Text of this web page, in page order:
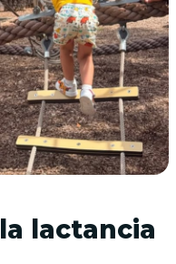
lactancia